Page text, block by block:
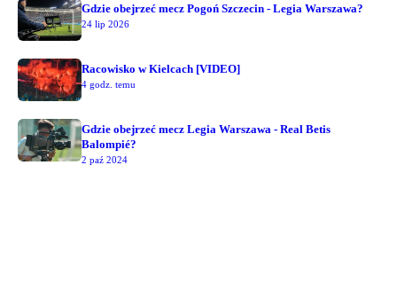
Gdzie obejrzeć mecz Pogoń Szczecin - Legia Warszawa?
24 lip 2026
Racowisko w Kielcach [VIDEO]
4 godz. temu
Gdzie obejrzeć mecz Legia Warszawa - Real Betis
Balompié?
2 paź 2024